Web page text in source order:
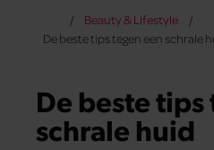
Beauty & Lifestyle
De beste tips tegen een schrale
De beste
schrale huid